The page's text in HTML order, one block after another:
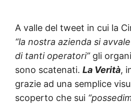
A valle del tweet in cui la
“la nostra azienda si
di tanti operatori”gli
sono scatenati. La Verità,
grazie ad una semplice
scoperto che sui